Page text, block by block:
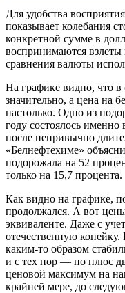
Для удобства
показывает колебания
конкретной сумме в
воспринимаются взлеты
сравнения валюты
На графике видно, что в
значительно, а цена на
настолько. Одно из
году состоялось
после непривычно
«Белнефтехиме»
подорожала на 52
только на 15,7 процента.
Как видно на графике,
продолжался. А вот
эквиваленте. Даже с
отечественную копейку.
каким-то образом
и с тех пор — по плюс
ценовой максимум на
крайней мере, до